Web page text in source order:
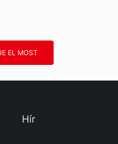
EL MOST
Hír